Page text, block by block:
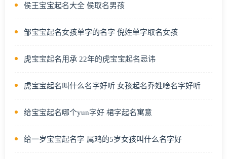
侯王宝宝起名大全 侯取名男孩
邹宝宝起名女孩单字的名字 倪姓单字取名女孩
虎宝宝起名用承 22年的虎宝宝起名忌讳
虎宝宝起名叫什么名字好听 女孩起名乔姓啥名字好听
给宝宝起名哪个yun字好 桾字起名寓意
给一岁宝宝起名字 属鸡的5岁女孩叫什么名字好